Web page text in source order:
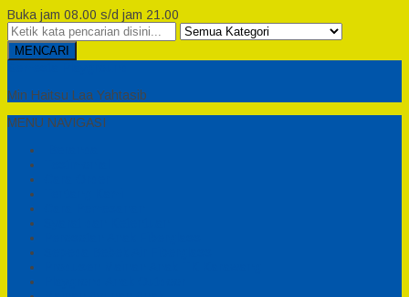
Buka jam 08.00 s/d jam 21.00
MENCARI
Min Haitsu Laa Yahtasib
MENU NAVIGASI